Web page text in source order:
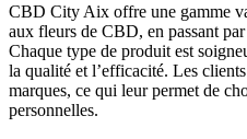
CBD City Aix offre une gamme
aux fleurs de CBD, en passant
Chaque type de produit est
la qualité et l’efficacité. Les
marques, ce qui leur permet de
personnelles.